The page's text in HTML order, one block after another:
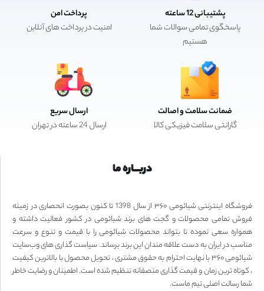
پشتیبانی 12 ساعته
پاسخگوی تمامی سوالات شما
هستیم
پرداخت امن
امنیت در پرداخت های آنلاین
ضمانت سلامت و اصالت
گارانتی سلامت فیزیکی کالا
ارسال سریع
ارسال 24 ساعته در تهران
دربـــاره ما
فروشگاه اینترنتی شیائومی ۳۶۰ از سال 1398 تا کنون بصورت انحصاری در زمینه
فروش تمامی محصولات و گجت های برند شیائومی در کشور فعالیت داشته و
همواره سعی نموده تا بتواند محصولات شیائومی را با قیمت و تنوع و سرعت
مناسب در ایران به دست علاقه مندان این برند برساند. سیاست گذاری های وب‌سایت
شیائومی ۳۶۰ با نهایت احترام به حقوق مشتری ، تحویل محصول با بالاترین کیفیت
، کوتاه ترین زمان و قیمت گذاری منصفانه تنظیم شده است. اطمینان و رضایت خاطر
شما رسالت اصلی تیم ماست.